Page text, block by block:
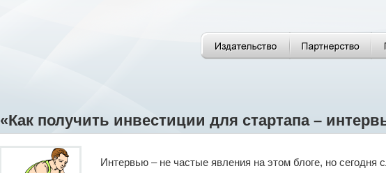
«Как получить инвестиции для стартапа –
Интервью – не частые явления на этом блоге, но